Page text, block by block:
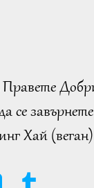
се
Хай (веган)